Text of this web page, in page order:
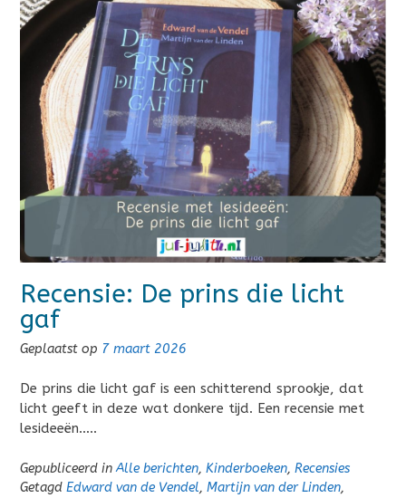
Recensie: De prins die licht
gaf
Geplaatst op 7 maart 2026
De prins die licht gaf is een schitterend sprookje, dat
licht geeft in deze wat donkere tijd. Een recensie met
lesideeën…..
Gepubliceerd inAlle berichten, Kinderboeken, Recensies
Getagd Edward van de Vendel, Martijn van der Linden,